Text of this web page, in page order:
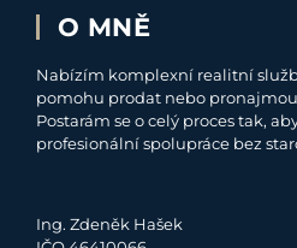
O MNĚ
Nabízím komplexní realitní
pomohu prodat nebo
Postarám se o celý proces tak,
profesionální spolupráce bez
Ing. Zdeněk Hašek